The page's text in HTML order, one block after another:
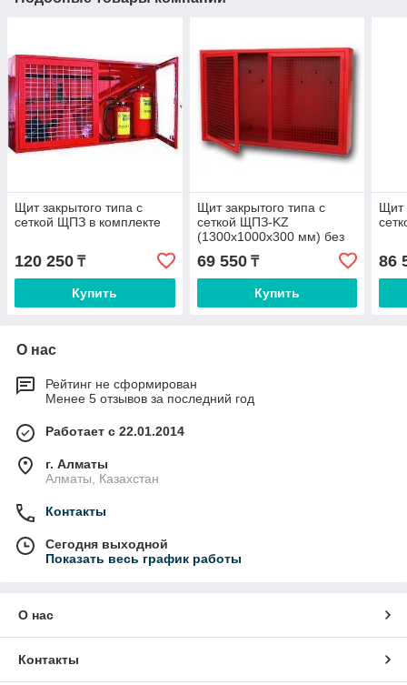
Щит закрытого типа с
сеткой ЩПЗ в комплекте
120 250 ₸
Купить
Щит закрытого типа с
сеткой ЩПЗ-KZ
(1300х1000х300 мм) без
комплекта
69 550₸
Купить
Щит
86
О нас
Рейтинг не сформирован
Менее 5 отзывов за последний год
Работает с 22.01.2014
г. Алматы
Алматы, Казахстан
Контакты
Сегодня выходной
Показать весь график работы
О нас
Контакты